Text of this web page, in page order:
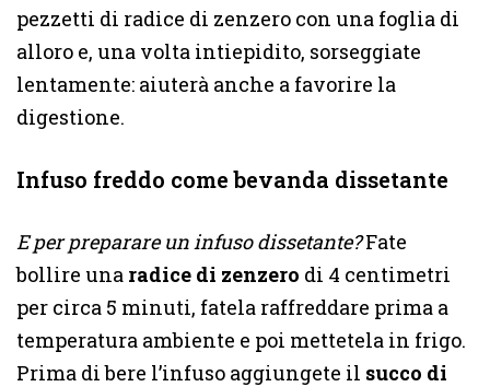
pezzetti di radice di zenzero con una foglia di
alloro e, una volta intiepidito, sorseggiate
lentamente: aiuterà anche a favorire la
digestione.
Infuso freddo come bevanda dissetante
E per preparare un infuso dissetante?Fate
bollire una radice di zenzero di 4 centimetri
per circa 5 minuti, fatela raffreddare prima a
temperatura ambiente e poi mettetela in frigo.
Prima di bere l’infuso aggiungete il succo di